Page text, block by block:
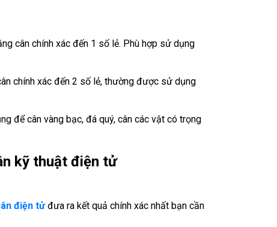
cân chính xác đến 1 số lẻ. Phù hợp sử dụng
chính xác đến 2 số lẻ, thường được sử dụng
để cân vàng bạc, đá quý, cân các vật có trọng
kỹ thuật điện tử
điện tửđưa ra kết quả chính xác nhất bạn cần